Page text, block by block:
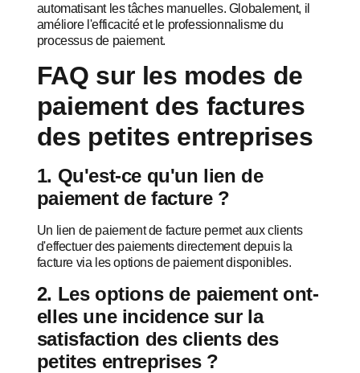
automatisant les tâches manuelles. Globalement, il
améliore l'efficacité et le professionnalisme du
processus de paiement.
FAQ sur les modes de
paiement des factures
des petites entreprises
1. Qu'est-ce qu'un lien de
paiement de facture ?
Un lien de paiement de facture permet aux clients
d'effectuer des paiements directement depuis la
facture via les options de paiement disponibles.
2. Les options de paiement ont-
elles une incidence sur la
satisfaction des clients des
petites entreprises ?